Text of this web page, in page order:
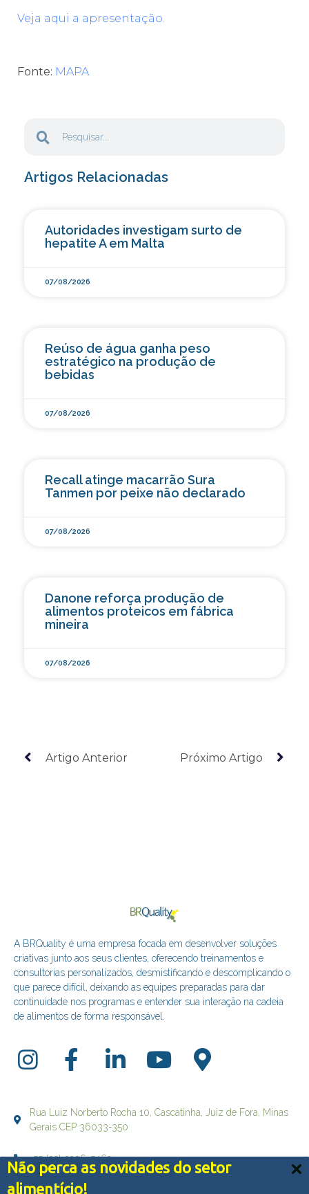
Não perca as novidades do setor
alimentício!
Veja aqui a apresentação.
Fonte: MAPA
Artigos Relacionadas
Autoridades investigam surto de
hepatite A em Malta
07/08/2026
Reúso de água ganha peso
estratégico na produção de
bebidas
07/08/2026
Recall atinge macarrão Sura
Tanmen por peixe não declarado
07/08/2026
Danone reforça produção de
alimentos proteicos em fábrica
mineira
07/08/2026
Artigo Anterior Próximo Artigo
A BRQuality é uma empresa focada em desenvolver soluções
criativas junto aos seus clientes, oferecendo treinamentos e
consultorias personalizados, desmistificando e descomplicando o
que parece difícil, deixando as equipes preparadas para dar
continuidade nos programas e entender sua interação na cadeia
de alimentos de forma responsável.
Rua Luiz Norberto Rocha 10, Cascatinha, Juiz de Fora, Minas
Gerais CEP 36033-350
+55 (32) 3236-5469
falecom@brqualityconsultoria.com.br
Nós usamos cookies e outras tecnologias semelhantes